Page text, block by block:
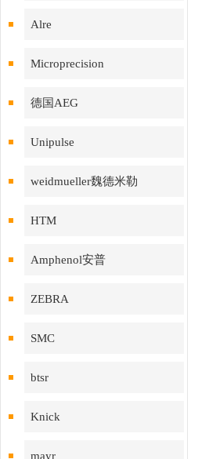
Alre
Microprecision
德国AEG
Unipulse
weidmueller魏德米勒
HTM
Amphenol安普
ZEBRA
SMC
btsr
Knick
mayr